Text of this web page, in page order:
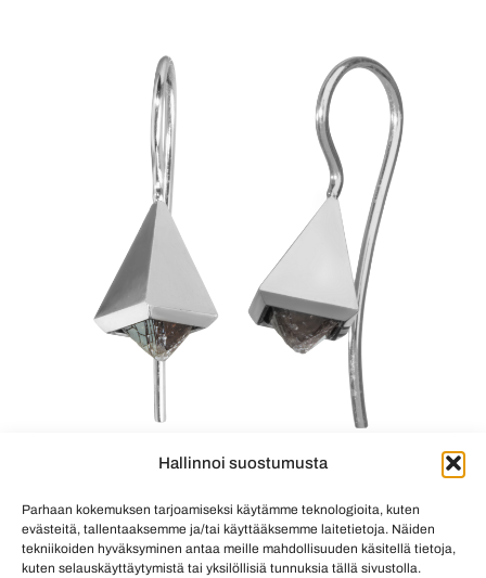
Hallinnoi suostumusta
Parhaan kokemuksen tarjoamiseksi käytämme teknologioita, kuten
evästeitä, tallentaaksemme ja/tai käyttääksemme laitetietoja. Näiden
tekniikoiden hyväksyminen antaa meille mahdollisuuden käsitellä tietoja,
kuten selauskäyttäytymistä tai yksilöllisiä tunnuksia tällä sivustolla.
Raakatimanttien muoto jatkuu myös korvakorujen
Yksinkertaiset ja pelkistetyt Jyvä-korut sopivat niin
naisille kuin miehille, vaikkapa eklektisen tyylin